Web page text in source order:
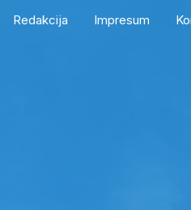
Redakcija Impresum